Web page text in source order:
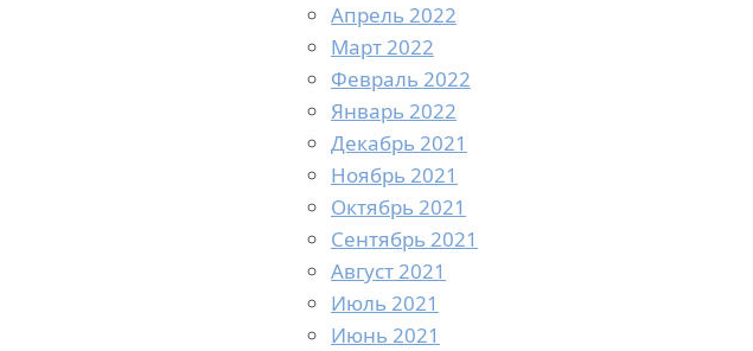
Апрель 2022
Март 2022
Февраль 2022
Январь 2022
Декабрь 2021
Ноябрь 2021
Октябрь 2021
Сентябрь 2021
Август 2021
Июль 2021
Июнь 2021